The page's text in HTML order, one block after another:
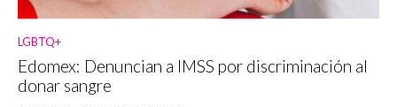
LGBTQ+
Edomex: Denuncian a IMSS por discriminación al
donar sangre